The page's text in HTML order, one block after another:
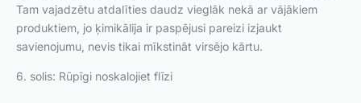
Tam vajadzētu atdalīties daudz vieglāk nekā ar vājākiem
produktiem, jo ķimikālija ir paspējusi pareizi izjaukt
savienojumu, nevis tikai mīkstināt virsējo kārtu.
6. solis: Rūpīgi noskalojiet flīzi